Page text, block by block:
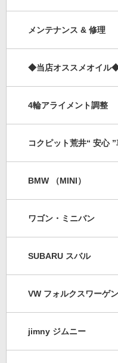
メンテナンス & 修理
◆当店オススメオイル
4輪アライメント調整
コクピット荒井“ 安心
BMW （MINI）
ワゴン・ミニバン
SUBARU スバル
VW フォルクスワーゲン
jimny ジムニー